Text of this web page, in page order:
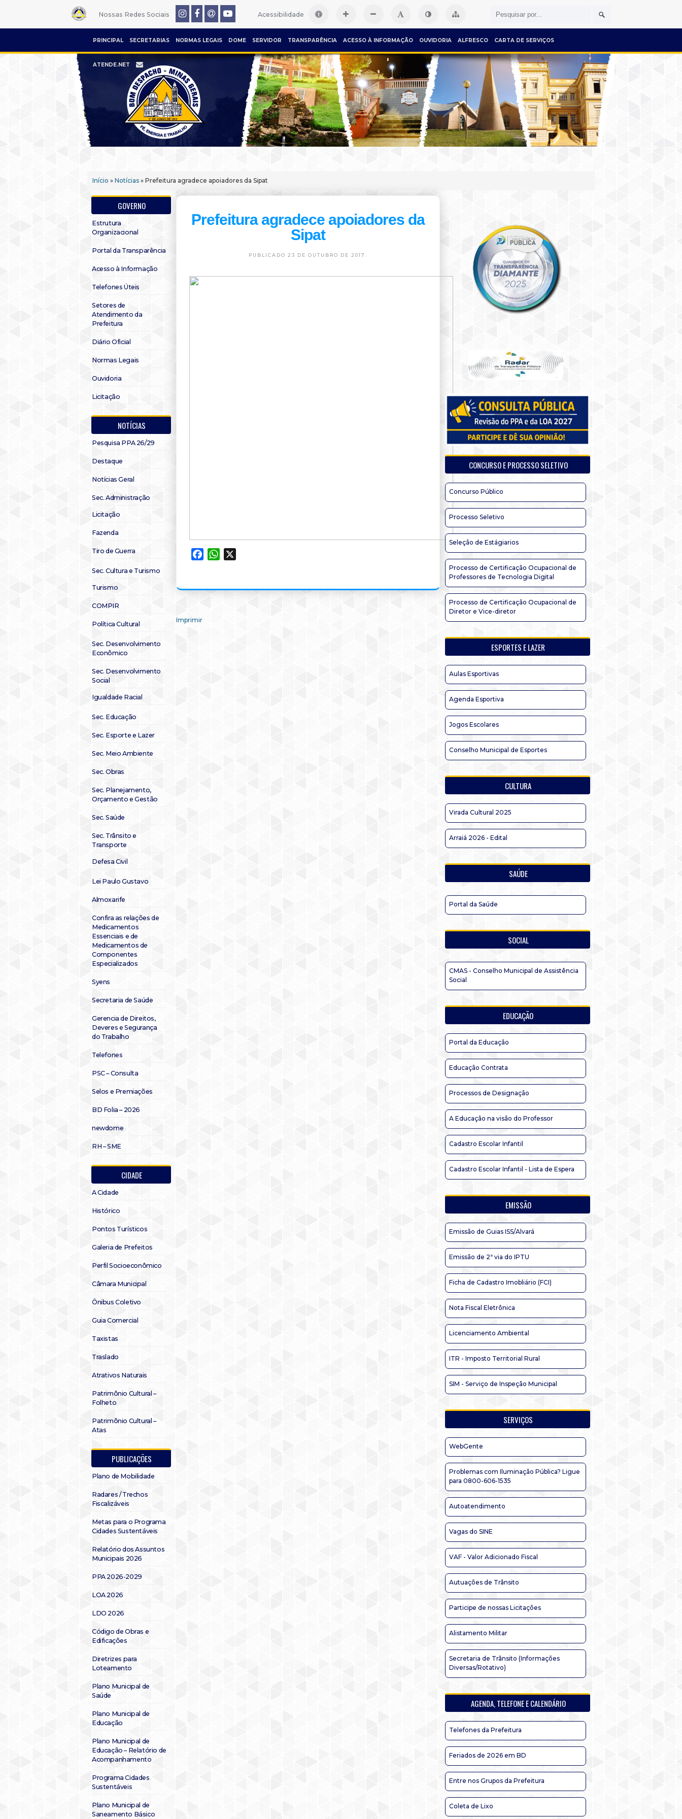
Nossas Redes Sociais Acessibilidade
PRINCIPAL SECRETARIAS NORMAS LEGAIS DOME SERVIDOR TRANSPARÊNCIA ACESSO À INFORMAÇÃO OUVIDORIA ALFRESCO CARTA DE SERVIÇOS
ATENDE.NET
Início » Notícias » Prefeitura agradece apoiadores da Sipat
GOVERNO
Estrutura
Organizacional
Portal da Transparência
Acesso à Informação
Telefones Úteis
Setores de
Atendimento da
Prefeitura
Diário Oficial
Normas Legais
Ouvidoria
Licitação
NOTÍCIAS
Pesquisa PPA 26/29
Destaque
Notícias Geral
Sec. Administração
Licitação
Fazenda
Tiro de Guerra
Sec. Cultura e Turismo
Turismo
COMPIR
Política Cultural
Sec. Desenvolvimento
Econômico
Sec. Desenvolvimento
Social
Igualdade Racial
Sec. Educação
Sec. Esporte e Lazer
Sec. Meio Ambiente
Sec. Obras
Sec. Planejamento,
Orçamento e Gestão
Sec. Saúde
Sec. Trânsito e
Transporte
Defesa Civil
Lei Paulo Gustavo
Almoxarife
Confira as relações de
Medicamentos
Essenciais e de
Medicamentos de
Componentes
Especializados
Syens
Secretaria de Saúde
Gerencia de Direitos,
Deveres e Segurança
do Trabalho
Telefones
PSC – Consulta
Selos e Premiações
BD Folia – 2026
newdome
RH – SME
CIDADE
A Cidade
Histórico
Pontos Turísticos
Galeria de Prefeitos
Perfil Socioeconômico
Câmara Municipal
Ônibus Coletivo
Guia Comercial
Taxistas
Traslado
Atrativos Naturais
Patrimônio Cultural –
Folheto
Patrimônio Cultural –
Atas
PUBLICAÇÕES
Plano de Mobilidade
Radares / Trechos
Fiscalizáveis
Metas para o Programa
Cidades Sustentáveis
Relatório dos Assuntos
Municipais 2026
PPA 2026-2029
LOA 2026
LDO 2026
Código de Obras e
Edificações
Diretrizes para
Loteamento
Plano Municipal de
Saúde
Plano Municipal de
Educação
Plano Municipal de
Educação – Relatório de
Acompanhamento
Programa Cidades
Sustentáveis
Plano Municipal de
Saneamento Básico
Prefeitura agradece apoiadores da
Sipat
PUBLICADO 23 DE OUTUBRO DE 2017.
FacebookWhatsApp
Imprimir
CONCURSO E PROCESSO SELETIVO
Concurso Público
Processo Seletivo
Seleção de Estágiarios
Processo de Certificação Ocupacional de
Professores de Tecnologia Digital
Processo de Certificação Ocupacional de
Diretor e Vice-diretor
ESPORTES E LAZER
Aulas Esportivas
Agenda Esportiva
Jogos Escolares
Conselho Municipal de Esportes
CULTURA
Virada Cultural 2025
Arraiá 2026 - Edital
SAÚDE
Portal da Saúde
SOCIAL
CMAS - Conselho Municipal de Assistência
Social
EDUCAÇÃO
Portal da Educação
Educação Contrata
Processos de Designação
A Educação na visão do Professor
Cadastro Escolar Infantil
Cadastro Escolar Infantil - Lista de Espera
EMISSÃO
Emissão de Guias ISS/Alvará
Emissão de 2ª via do IPTU
Ficha de Cadastro Imobliário (FCI)
Nota Fiscal Eletrônica
Licenciamento Ambiental
ITR - Imposto Territorial Rural
SIM - Serviço de Inspeção Municipal
SERVIÇOS
WebGente
Problemas com Iluminação Pública? Ligue
para 0800-606-1535
Autoatendimento
Vagas do SINE
VAF - Valor Adicionado Fiscal
Autuações de Trânsito
Participe de nossas Licitações
Alistamento Militar
Secretaria de Trânsito (Informações
Diversas/Rotativo)
AGENDA, TELEFONE E CALENDÁRIO
Telefones da Prefeitura
Feriados de 2026 em BD
Entre nos Grupos da Prefeitura
Coleta de Lixo